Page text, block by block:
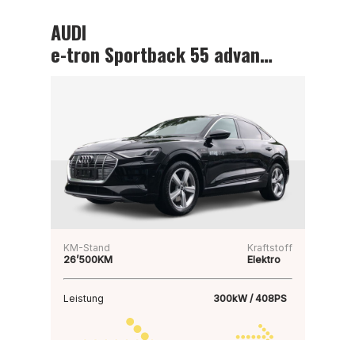
AUDI
e-tron Sportback 55 advanced
KM-Stand
26’500KM
Kraftstoff
Elektro
Leistung 300kW / 408PS